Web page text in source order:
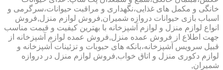
خانگی و مکمل های غذایی،نگهداری و مراقبت حیوانات،سرگرمی و
اسباب بازی حیوانات دروازه شمیران,فروش لوازم منزل,فروش
انواع لوازم منزل و لوازم آشپزخانه با بهترین کیفیت و قیمت مناسب
جهت اطلاع از فروش عمده منزل,فروش عمده لوازم آشپزخانه از
قبیل سرویس آشپزخانه،بانکه های حبوبات و تزئینات آشپزخانه و
لوازم دکوری منزل و اتاق خواب,فروش لوازم منزل در دروازه
شمیران,